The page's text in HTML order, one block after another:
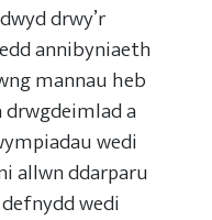
drwy’r
annibyniaeth
mannau heb
a
wedi
allwn ddarparu
wedi